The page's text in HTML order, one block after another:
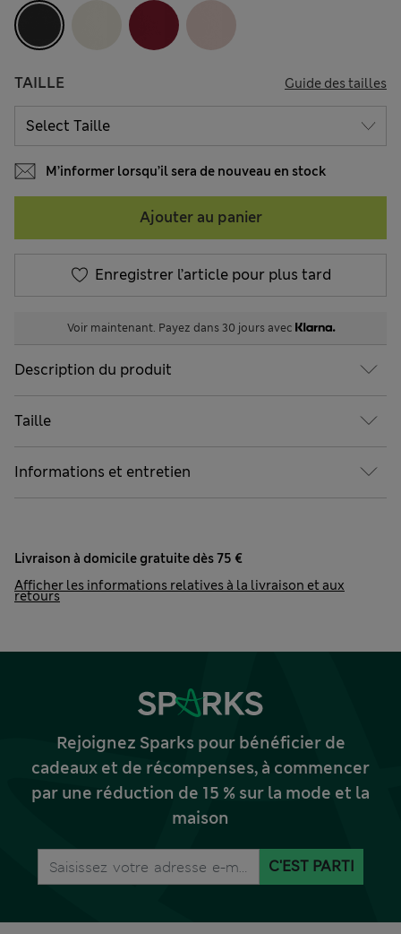
TAILLE Guide des tailles
M’informer lorsqu’il sera de nouveau en stock
Ajouter au panier
Enregistrer l’article pour plus tard
Voir maintenant. Payez dans 30 jours avec
Description du produit
Taille
Informations et entretien
Livraison à domicile gratuite dès 75 €
Afficher les informations relatives à la livraison et aux
retours
Rejoignez Sparks pour bénéficier de
cadeaux et de récompenses, à commencer
par une réduction de 15 % sur la mode et la
maison
C'EST PARTI